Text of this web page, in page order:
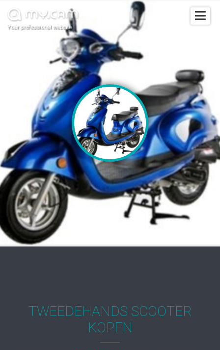
Your professional website
TWEEDEHANDS SCOOTER
KOPEN